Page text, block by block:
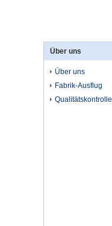
Über uns
Über uns
Fabrik-Ausflug
Qualitätskontrolle